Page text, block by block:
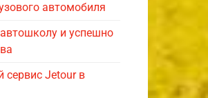
автомобиля
и успешно
Jetour в